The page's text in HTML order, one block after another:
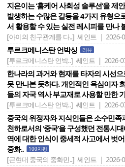
지은이는 ‘홈케어 사회성 솔루션’을 제
발생하는 수많은 갈등을 4가지 유형으
서 활용할 수 있는 실전 레시피를 만나
[아이의 친구관계를 다..] 쎄인트 | 2026-
투르크메니스탄 언박싱 리뷰
[투르크메니스탄 언박..] 쎄인트 | 2026-
한나라의 과거와 현재를 타자의 시선
못 만나본 듯하다. 개인적인 욕심이자
들의 자국 역사 부교재로 사용할 만한
[투르크메니스탄 언박..] 쎄인트 | 2026-
중국의 위정자와 지식인들은 소수민
천하로서의 ‘중국’을 구성했던 전통시
역에 대한 인식이 중세적 사고에서 벗
중화..
100자평
[근현대 중국의 중화민..] 쎄인트 | 2026-